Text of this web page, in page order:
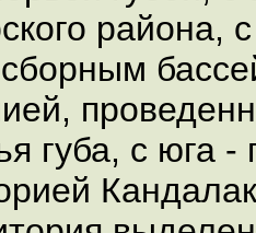
района,
губа, с юга -